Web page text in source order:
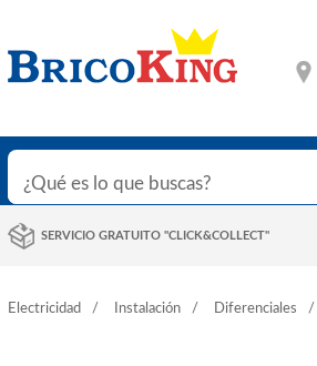
SERVICIO GRATUITO "CLICK&COLLECT"
Electricidad Instalación Diferenciales